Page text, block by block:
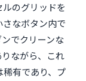
のグリッドを
なボタン内で
でクリーンな
ながら、これ
稀有であり、プ